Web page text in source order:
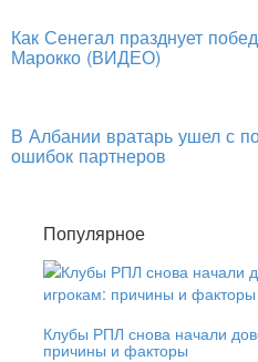
Как Сенегал празднует
Марокко (ВИДЕО)
В Албании вратарь ушел с
ошибок партнеров
Популярное
Клубы РПЛ снова начали
причины и факторы